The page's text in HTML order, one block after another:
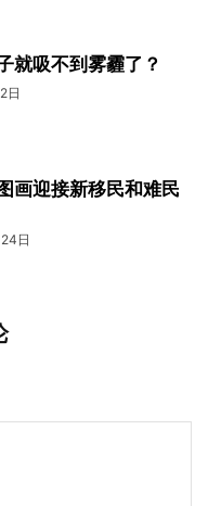
就吸不到雾霾了？
日
画迎接新移民和难民
日